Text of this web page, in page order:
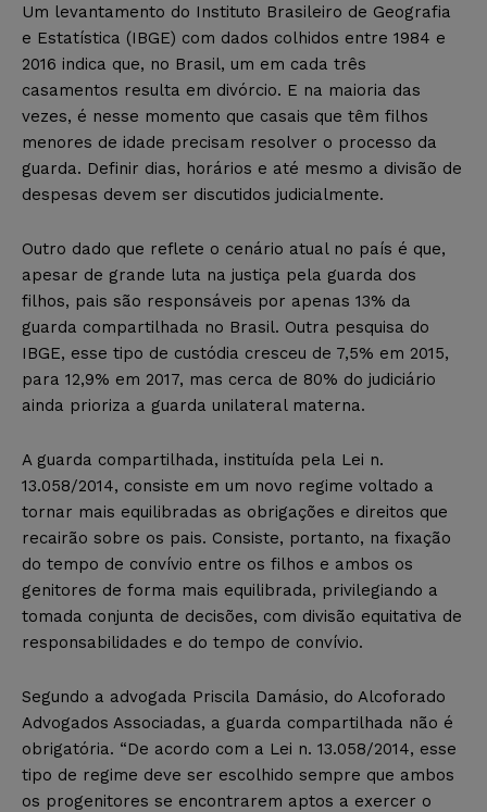
Um levantamento do Instituto Brasileiro de Geografia
e Estatística (IBGE) com dados colhidos entre 1984 e
2016 indica que, no Brasil, um em cada três
casamentos resulta em divórcio. E na maioria das
vezes, é nesse momento que casais que têm filhos
menores de idade precisam resolver o processo da
guarda. Definir dias, horários e até mesmo a divisão de
despesas devem ser discutidos judicialmente.
Outro dado que reflete o cenário atual no país é que,
apesar de grande luta na justiça pela guarda dos
filhos, pais são responsáveis por apenas 13% da
guarda compartilhada no Brasil. Outra pesquisa do
IBGE, esse tipo de custódia cresceu de 7,5% em 2015,
para 12,9% em 2017, mas cerca de 80% do judiciário
ainda prioriza a guarda unilateral materna.
A guarda compartilhada, instituída pela Lei n.
13.058/2014, consiste em um novo regime voltado a
tornar mais equilibradas as obrigações e direitos que
recairão sobre os pais. Consiste, portanto, na fixação
do tempo de convívio entre os filhos e ambos os
genitores de forma mais equilibrada, privilegiando a
tomada conjunta de decisões, com divisão equitativa de
responsabilidades e do tempo de convívio.
Segundo a advogada Priscila Damásio, do Alcoforado
Advogados Associadas, a guarda compartilhada não é
obrigatória. “De acordo com a Lei n. 13.058/2014, esse
tipo de regime deve ser escolhido sempre que ambos
os progenitores se encontrarem aptos a exercer o